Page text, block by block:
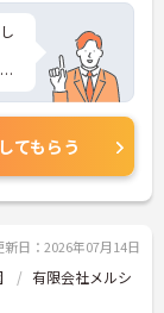
てもらう
新日：2026年07月14日
有限会社メルシ